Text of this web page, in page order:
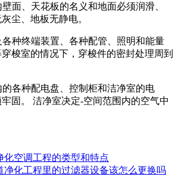
、天花板的名义和地面必须润滑、
尘、地板无静电。
终端装置、各种配管、照明和能量
梭室的情况下，穿梭件的密封处理周到
各种配电盘、控制柜和洁净室的电
固。 洁净室决定-空间范围内的空气中
化空调工程的类型和特点
净化工程里的过滤器设备该怎么更换吗